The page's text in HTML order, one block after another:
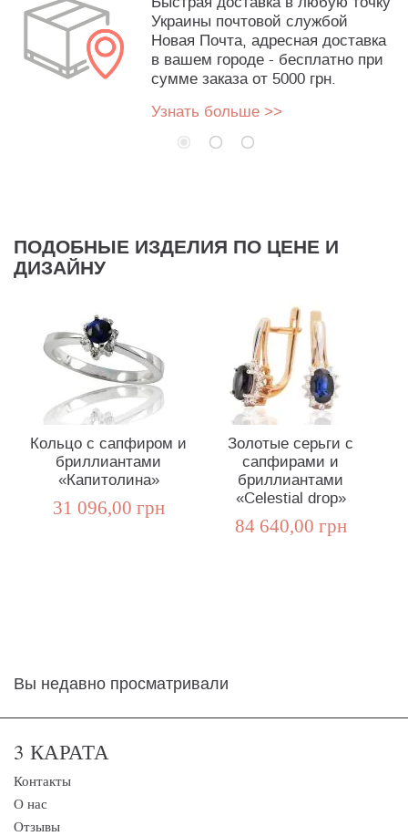
Украины почтовой службой
Новая Почта, адресная доставка
в вашем городе - бесплатно при
сумме заказа от 5000 грн.
Узнать больше >>
ПОДОБНЫЕ ИЗДЕЛИЯ ПО ЦЕНЕ И
ДИЗАЙНУ
Кольцо с сапфиром и
бриллиантами
«Капитолина»
31 096,00 грн
Золотые серьги с
сапфирами и
бриллиантами
«Celestial drop»
84 640,00 грн
Вы недавно просматривали
3 КАРАТА
Контакты
О нас
Отзывы